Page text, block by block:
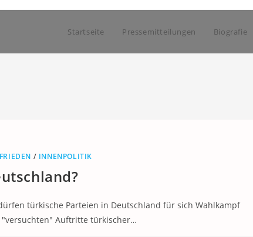
Startseite Pressemitteilungen Biografie
FRIEDEN / INNENPOLITIK
türkische Parteien in Deutschland für sich Wahlkampf
"versuchten" Auftritte türkischer…